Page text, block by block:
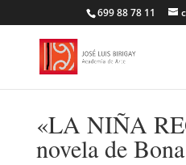
699 88 78 11
«LA NIÑA
novela de